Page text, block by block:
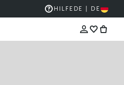
THE KIKO SALE: BIS ZU -50 %
HILFE DE | DE